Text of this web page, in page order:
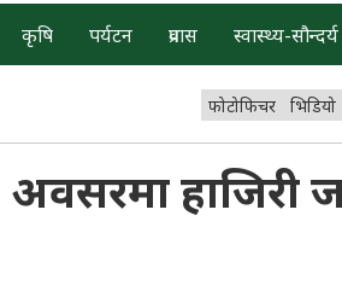
कृषि पर्यटन प्रवास स्वास्थ्य-सौन्दर्य
फोटोफिचर भिडियो
हाजिरी